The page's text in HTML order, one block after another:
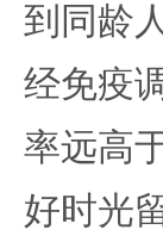
到同龄
经免疫
率远高
好时光